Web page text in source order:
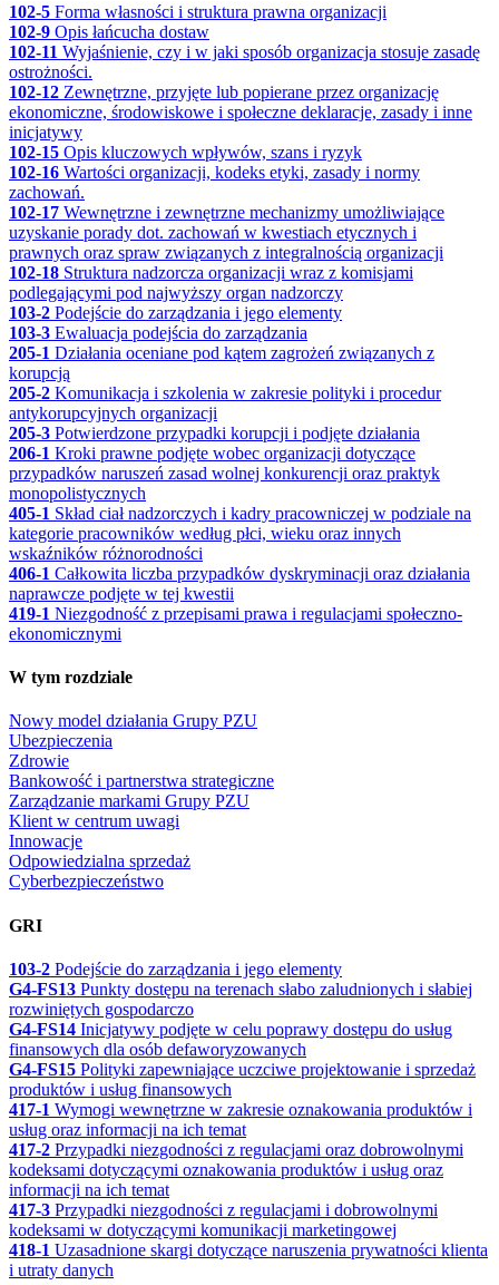
102-5 Forma własności i struktura prawna organizacji
102-9 Opis łańcucha dostaw
102-11 Wyjaśnienie, czy i w jaki sposób organizacja stosuje zasadę
ostrożności.
102-12 Zewnętrzne, przyjęte lub popierane przez organizację
ekonomiczne, środowiskowe i społeczne deklaracje, zasady i inne
inicjatywy
102-15 Opis kluczowych wpływów, szans i ryzyk
102-16 Wartości organizacji, kodeks etyki, zasady i normy
zachowań.
102-17 Wewnętrzne i zewnętrzne mechanizmy umożliwiające
uzyskanie porady dot. zachowań w kwestiach etycznych i
prawnych oraz spraw związanych z integralnością organizacji
102-18 Struktura nadzorcza organizacji wraz z komisjami
podlegającymi pod najwyższy organ nadzorczy
103-2 Podejście do zarządzania i jego elementy
103-3 Ewaluacja podejścia do zarządzania
205-1 Działania oceniane pod kątem zagrożeń związanych z
korupcją
205-2 Komunikacja i szkolenia w zakresie polityki i procedur
antykorupcyjnych organizacji
205-3 Potwierdzone przypadki korupcji i podjęte działania
206-1 Kroki prawne podjęte wobec organizacji dotyczące
przypadków naruszeń zasad wolnej konkurencji oraz praktyk
monopolistycznych
405-1 Skład ciał nadzorczych i kadry pracowniczej w podziale na
kategorie pracowników według płci, wieku oraz innych
wskaźników różnorodności
406-1 Całkowita liczba przypadków dyskryminacji oraz działania
naprawcze podjęte w tej kwestii
419-1 Niezgodność z przepisami prawa i regulacjami społeczno-
ekonomicznymi
W tym rozdziale
Nowy model działania Grupy PZU
Ubezpieczenia
Zdrowie
Bankowość i partnerstwa strategiczne
Zarządzanie markami Grupy PZU
Klient w centrum uwagi
Innowacje
Odpowiedzialna sprzedaż
Cyberbezpieczeństwo
GRI
103-2 Podejście do zarządzania i jego elementy
G4-FS13 Punkty dostępu na terenach słabo zaludnionych i słabiej
rozwiniętych gospodarczo
G4-FS14 Inicjatywy podjęte w celu poprawy dostępu do usług
finansowych dla osób defaworyzowanych
G4-FS15 Polityki zapewniające uczciwe projektowanie i sprzedaż
produktów i usług finansowych
417-1 Wymogi wewnętrzne w zakresie oznakowania produktów i
usług oraz informacji na ich temat
417-2 Przypadki niezgodności z regulacjami oraz dobrowolnymi
kodeksami dotyczącymi oznakowania produktów i usług oraz
informacji na ich temat
417-3 Przypadki niezgodności z regulacjami i dobrowolnymi
kodeksami w dotyczącymi komunikacji marketingowej
418-1 Uzasadnione skargi dotyczące naruszenia prywatności klienta
i utraty danych